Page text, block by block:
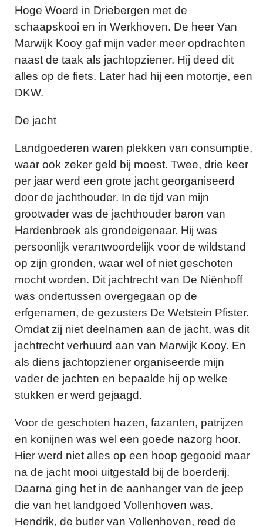
Hoge Woerd in Driebergen met de
schaapskooi en in Werkhoven. De heer Van
Marwijk Kooy gaf mijn vader meer opdrachten
naast de taak als jachtopziener. Hij deed dit
alles op de fiets. Later had hij een motortje, een
DKW.
De jacht
Landgoederen waren plekken van consumptie,
waar ook zeker geld bij moest. Twee, drie keer
per jaar werd een grote jacht georganiseerd
door de jachthouder. In de tijd van mijn
grootvader was de jachthouder baron van
Hardenbroek als grondeigenaar. Hij was
persoonlijk verantwoordelijk voor de wildstand
op zijn gronden, waar wel of niet geschoten
mocht worden. Dit jachtrecht van De Niënhoff
was ondertussen overgegaan op de
erfgenamen, de gezusters De Wetstein Pfister.
Omdat zij niet deelnamen aan de jacht, was dit
jachtrecht verhuurd aan van Marwijk Kooy. En
als diens jachtopziener organiseerde mijn
vader de jachten en bepaalde hij op welke
stukken er werd gejaagd.
Voor de geschoten hazen, fazanten, patrijzen
en konijnen was wel een goede nazorg hoor.
Hier werd niet alles op een hoop gegooid maar
na de jacht mooi uitgestald bij de boerderij.
Daarna ging het in de aanhanger van de jeep
die van het landgoed Vollenhoven was.
Hendrik, de butler van Vollenhoven, reed de